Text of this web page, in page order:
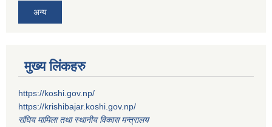
अन्य
मुख्य लिंकहरु
https://koshi.gov.np/
https://krishibajar.koshi.gov.np/
संघिय मामिला तथा स्थानीय विकास मन्त्रालय